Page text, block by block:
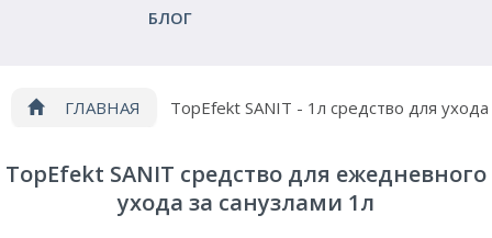
БЛОГ
ГЛАВНАЯ
TopEfekt SANIT - 1л средство для ухода
TopEfekt SANIT средство для ежедневного
ухода за санузлами 1л